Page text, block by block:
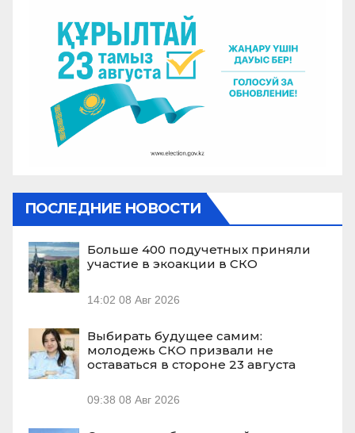
ПОСЛЕДНИЕ НОВОСТИ
Больше 400 подучетных приняли
участие в экоакции в СКО
14:02 08 Авг 2026
Выбирать будущее самим:
молодежь СКО призвали не
оставаться в стороне 23 августа
09:38 08 Авг 2026